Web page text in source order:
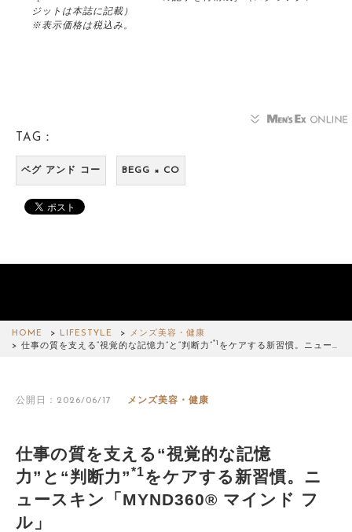
ジットは本誌に記載）
※表示価格は税込み。
TAG：
ベグ アンド コー BEGG × CO
HOME LIFESTYLE
メンズ美容・健康
仕事の質を支える“視覚的な記憶力”と“判断力”*1 をケアする新習慣。ニュー…
公開日：2026/06/17 メンズ美容・健康
仕事の質を支える“視覚的な記憶
力”と“判断力”*1をケアする新習慣。ニ
ュースキン「MYND360® マインド フ
ル」